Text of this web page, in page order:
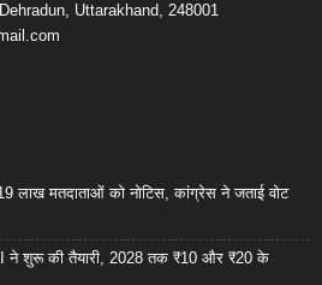
Uttarakhand, 248001
लाख मतदाताओं को नोटिस, कांग्रेस ने जताई वोट
ने शुरू की तैयारी, 2028 तक ₹10 और ₹20 के